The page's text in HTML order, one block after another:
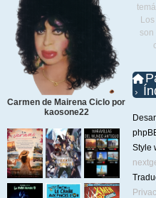
Carmen de Mairena Ciclo por
kaosone22
son
Style